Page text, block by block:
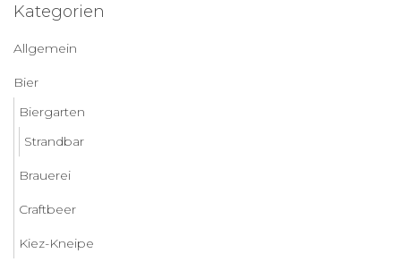
Kategorien
Allgemein
Bier
Biergarten
Strandbar
Brauerei
Craftbeer
Kiez-Kneipe